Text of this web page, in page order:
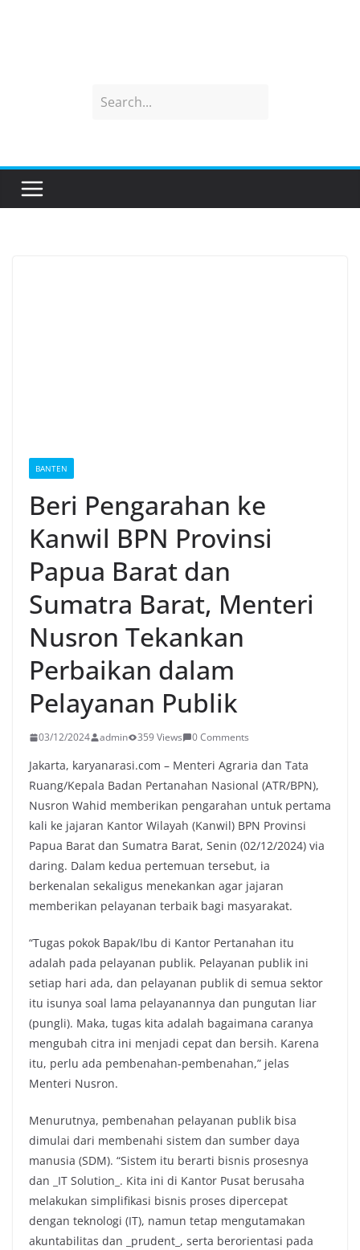
BANTEN
Beri Pengarahan ke
Kanwil BPN Provinsi
Papua Barat dan
Sumatra Barat, Menteri
Nusron Tekankan
Perbaikan dalam
Pelayanan Publik
03/12/2024 admin 359 Views 0 Comments
Jakarta, karyanarasi.com – Menteri Agraria dan Tata
Ruang/Kepala Badan Pertanahan Nasional (ATR/BPN),
Nusron Wahid memberikan pengarahan untuk pertama
kali ke jajaran Kantor Wilayah (Kanwil) BPN Provinsi
Papua Barat dan Sumatra Barat, Senin (02/12/2024) via
daring. Dalam kedua pertemuan tersebut, ia
berkenalan sekaligus menekankan agar jajaran
memberikan pelayanan terbaik bagi masyarakat.
“Tugas pokok Bapak/Ibu di Kantor Pertanahan itu
adalah pada pelayanan publik. Pelayanan publik ini
setiap hari ada, dan pelayanan publik di semua sektor
itu isunya soal lama pelayanannya dan pungutan liar
(pungli). Maka, tugas kita adalah bagaimana caranya
mengubah citra ini menjadi cepat dan bersih. Karena
itu, perlu ada pembenahan-pembenahan,” jelas
Menteri Nusron.
Menurutnya, pembenahan pelayanan publik bisa
dimulai dari membenahi sistem dan sumber daya
manusia (SDM). “Sistem itu berarti bisnis prosesnya
dan _IT Solution_. Kita ini di Kantor Pusat berusaha
melakukan simplifikasi bisnis proses dipercepat
dengan teknologi (IT), namun tetap mengutamakan
akuntabilitas dan _prudent_, serta berorientasi pada